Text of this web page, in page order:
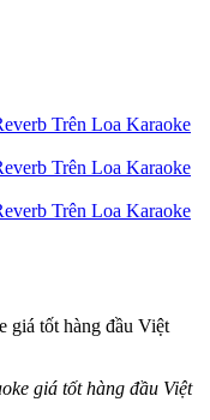
Trên Loa Karaoke
Trên Loa Karaoke
Trên Loa Karaoke
giá tốt hàng đầu Việt